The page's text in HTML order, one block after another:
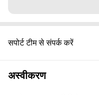
सपोर्ट टीम से संपर्क करें
अस्वीकरण